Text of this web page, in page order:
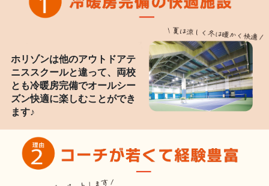
ホリゾンは他のアウトドアテ
ニススクールと違って、両校
とも冷暖房完備でオールシー
ズン快適に楽しむことができ
ます♪